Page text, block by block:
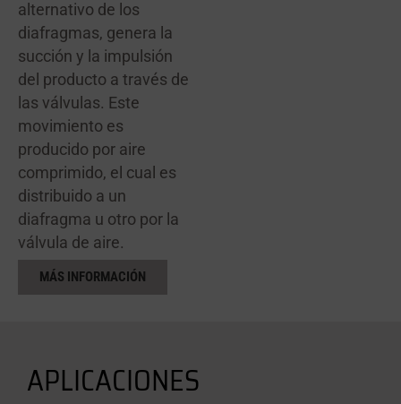
alternativo de los
diafragmas, genera la
succión y la impulsión
del producto a través de
las válvulas. Este
movimiento es
producido por aire
comprimido, el cual es
distribuido a un
diafragma u otro por la
válvula de aire.
MÁS INFORMACIÓN
APLICACIONES